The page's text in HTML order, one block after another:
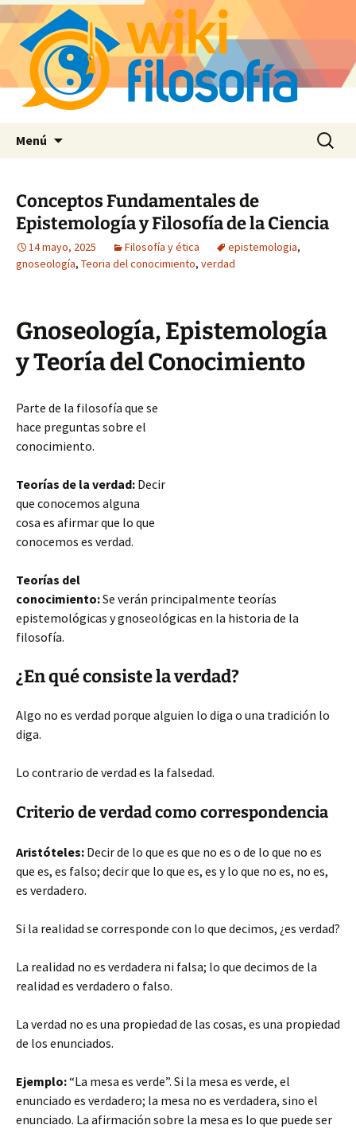
Menú Buscar:
Conceptos Fundamentales de
Epistemología y Filosofía de la Ciencia
14 mayo, 2025 Filosofía y ética epistemologia,
gnoseología, Teoria del conocimiento, verdad
Gnoseología, Epistemología
y Teoría del Conocimiento
Parte de la filosofía que se
hace preguntas sobre el
conocimiento.
Teorías de la verdad: Decir
que conocemos alguna
cosa es afirmar que lo que
conocemos es verdad.
Teorías del
conocimiento:Se verán principalmente teorías
epistemológicas y gnoseológicas en la historia de la
filosofía.
¿En qué consiste la verdad?
Algo no es verdad porque alguien lo diga o una tradición lo
diga.
Lo contrario de verdad es la falsedad.
Criterio de verdad como correspondencia
Aristóteles: Decir de lo que es que no es o de lo que no es
que es, es falso; decir que lo que es, es y lo que no es, no es,
es verdadero.
Si la realidad se corresponde con lo que decimos, ¿es verdad?
La realidad no es verdadera ni falsa; lo que decimos de la
realidad es verdadero o falso.
La verdad no es una propiedad de las cosas, es una propiedad
de los enunciados.
Ejemplo:“La mesa es verde”. Si la mesa es verde, el
enunciado es verdadero; la mesa no es verdadera, sino el
enunciado. La afirmación sobre la mesa es lo que puede ser